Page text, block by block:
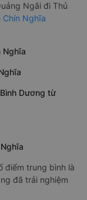
Ngãi đi Thủ
Chín Nghĩa
Nghĩa
Dương từ
điểm trung bình là
đã trải nghiệm